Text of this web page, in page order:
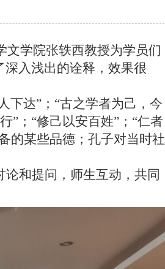
文学院张轶西教授为学员们
入浅出的诠释，效果很
下达”；“古之学者为己，今
”；“修己以安百姓”；“仁者
的某些品德；孔子对当时社
和提问，师生互动，共同